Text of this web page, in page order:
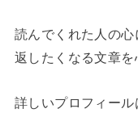
読んでくれた人の
返したくなる文章を
詳しいプロフィール